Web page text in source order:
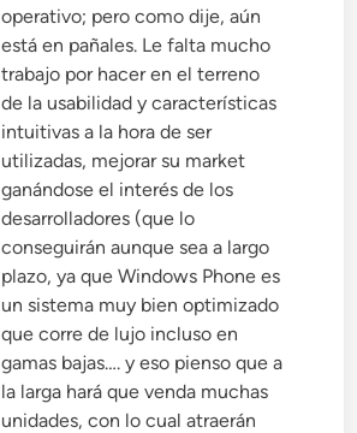
operativo; pero como dije, aún
está en pañales. Le falta mucho
trabajo por hacer en el terreno
de la usabilidad y características
intuitivas a la hora de ser
utilizadas, mejorar su market
ganándose el interés de los
desarrolladores (que lo
conseguirán aunque sea a largo
plazo, ya que Windows Phone es
un sistema muy bien optimizado
que corre de lujo incluso en
gamas bajas…. y eso pienso que a
la larga hará que venda muchas
unidades, con lo cual atraerán